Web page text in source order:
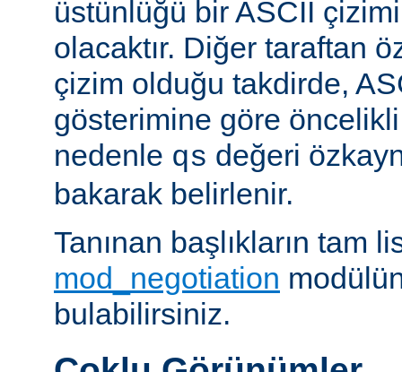
üstünlüğü bir ASCII
olacaktır. Diğer taraftan
çizim olduğu takdirde,
gösterimine göre
nedenle qs değeri
bakarak belirlenir.
Tanınan başlıkların tam
mod_negotiation
bulabilirsiniz.